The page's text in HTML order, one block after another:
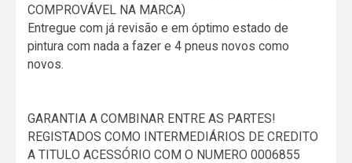
COMPROVÁVEL NA MARCA)
Entregue com já revisão e em óptimo estado de
pintura com nada a fazer e 4 pneus novos como
novos.
GARANTIA A COMBINAR ENTRE AS PARTES!
REGISTADOS COMO INTERMEDIÁRIOS DE CREDITO
A TITULO ACESSÓRIO COM O NUMERO 0006855